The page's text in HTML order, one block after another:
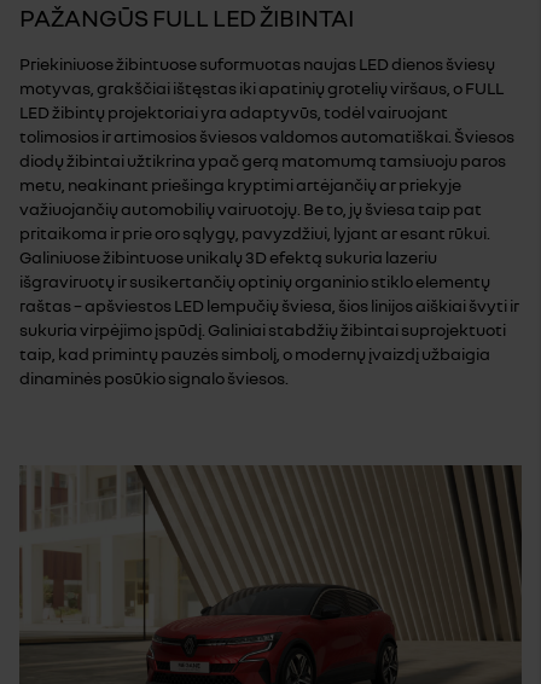
PAŽANGŪS FULL LED ŽIBINTAI
Priekiniuose žibintuose suformuotas naujas LED dienos šviesų
motyvas, grakščiai ištęstas iki apatinių grotelių viršaus, o FULL
LED žibintų projektoriai yra adaptyvūs, todėl vairuojant
tolimosios ir artimosios šviesos valdomos automatiškai. Šviesos
diodų žibintai užtikrina ypač gerą matomumą tamsiuoju paros
metu, neakinant priešinga kryptimi artėjančių ar priekyje
važiuojančių automobilių vairuotojų. Be to, jų šviesa taip pat
pritaikoma ir prie oro sąlygų, pavyzdžiui, lyjant ar esant rūkui.
Galiniuose žibintuose unikalų 3D efektą sukuria lazeriu
išgraviruotų ir susikertančių optinių organinio stiklo elementų
raštas – apšviestos LED lempučių šviesa, šios linijos aiškiai švyti ir
sukuria virpėjimo įspūdį. Galiniai stabdžių žibintai suprojektuoti
taip, kad primintų pauzės simbolį, o modernų įvaizdį užbaigia
dinaminės posūkio signalo šviesos.